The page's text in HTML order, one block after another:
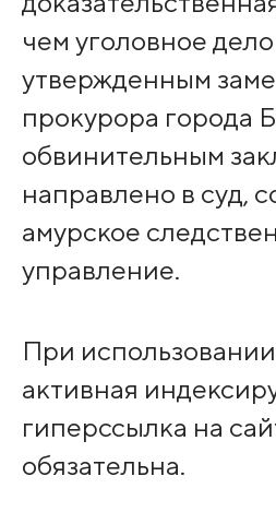
чем уголовное
утвержденным
прокурора города
обвинительным
направлено в суд,
амурское
управление.
При
активная
гиперссылка на
обязательна.